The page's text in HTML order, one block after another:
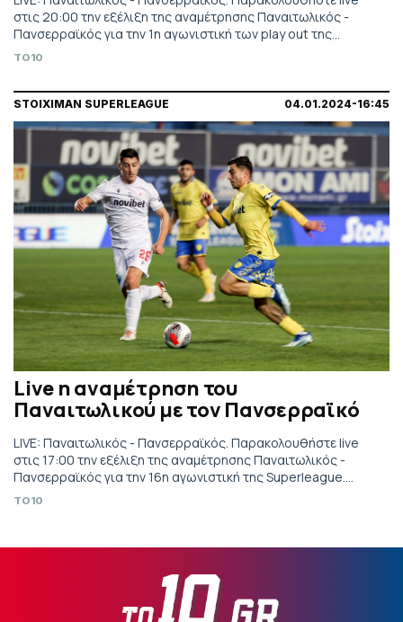
στις 20:00 την εξέλιξη της αναμέτρησης Παναιτωλικός -
Πανσερραϊκός για την 1η αγωνιστική των play out της
Stoiximan Superleague. Τηλεοπτικά από COSMOTE SPORT 1
TO10
STOIXIMAN SUPERLEAGUE 04.01.2024-16:45
Live η αναμέτρηση του
Παναιτωλικού με τον Πανσερραϊκό
LIVE: Παναιτωλικός - Πανσερραϊκός. Παρακολουθήστε live
στις 17:00 την εξέλιξη της αναμέτρησης Παναιτωλικός -
Πανσερραϊκός για την 16η αγωνιστική της Superleague.
Τηλεοπτική κάλυψη από το Cosmote Sport 1.
TO10